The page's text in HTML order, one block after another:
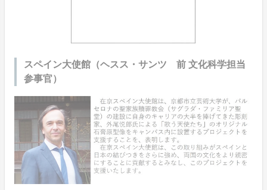
スペイン大使館（ヘスス・サンツ 前 文化科学担当
参事官）